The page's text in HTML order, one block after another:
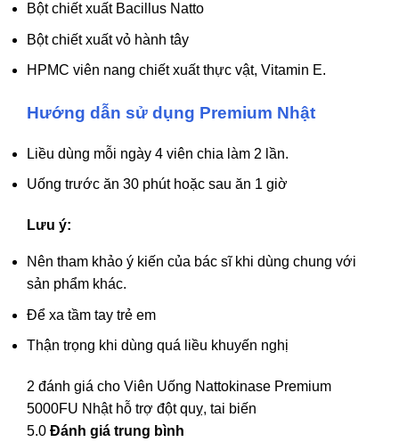
Bột chiết xuất Bacillus Natto
Bột chiết xuất vỏ hành tây
HPMC viên nang chiết xuất thực vật, Vitamin E.
Hướng dẫn sử dụng Premium Nhật
Liều dùng mỗi ngày 4 viên chia làm 2 lần.
Uống trước ăn 30 phút hoặc sau ăn 1 giờ
Lưu ý:
Nên tham khảo ý kiến của bác sĩ khi dùng chung với
sản phẩm khác.
Để xa tầm tay trẻ em
Thận trọng khi dùng quá liều khuyến nghị
2 đánh giá cho Viên Uống Nattokinase Premium
5000FU Nhật hỗ trợ đột quỵ, tai biến
5.0 Đánh giá trung bình